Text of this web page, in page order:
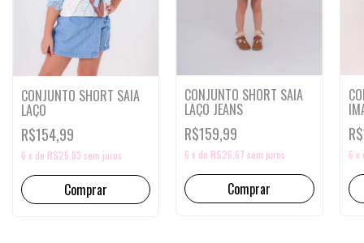
CONJUNTO SHORT SAIA
LAÇO
R$154,99
6 x de R$25,83 sem juros
Comprar
CONJUNTO SHORT SAIA
LAÇO JEANS
R$159,99
6 x de R$26,67 sem juros
Comprar
6 x